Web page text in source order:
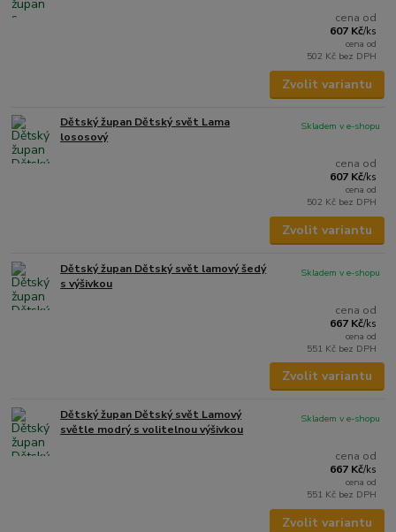
cena od
607 Kč/ks
cena od
502 Kč bez DPH
Zvolit variantu
Dětský župan Dětský svět Lama
lososový
cena od
607 Kč/ks
cena od
502 Kč bez DPH
Skladem v e-shopu
Zvolit variantu
Dětský župan Dětský svět lamový šedý
s výšivkou
cena od
667 Kč/ks
cena od
551 Kč bez DPH
Skladem v e-shopu
Zvolit variantu
Dětský župan Dětský svět Lamový
světle modrý s volitelnou výšivkou
cena od
667 Kč/ks
cena od
551 Kč bez DPH
Skladem v e-shopu
Zvolit variantu